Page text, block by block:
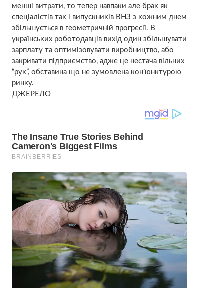
менші витрати, то тепер навпаки але брак як
спеціалістів так і випускників ВНЗ з кожним днем
збільшується в геометричній прогресії. В
українських роботодавців вихід один збільшувати
зарплату та оптимізовувати виробництво, або
закривати підприємство, адже це нестача вільних
“рук”, обставина що не зумовлена кон’юнктурою
ринку.
ДЖЕРЕЛО